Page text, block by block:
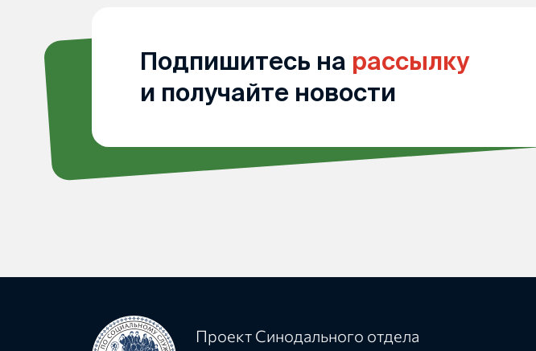
Подпишитесь на рассылку
и получайте новости
Проект Синодального отдела